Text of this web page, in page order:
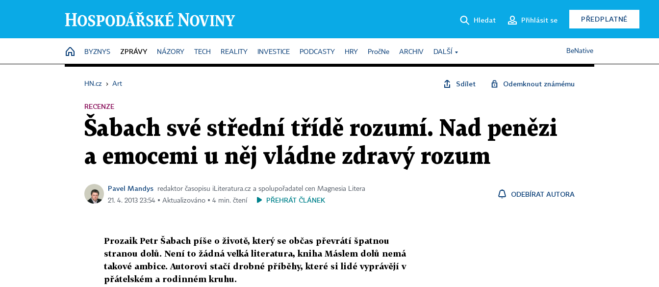
Hledat Přihlásit se PŘEDPLATNÉ
HOME
BYZNYS ZPRÁVY NÁZORY TECH REALITY INVESTICE PODCASTY HRY PročNe ARCHIV DALŠÍ BeNative
HN.cz › Art Sdílet Odemknout známému
RECENZE
Šabach své střední třídě rozumí. Nad penězi
a emocemi u něj vládne zdravý rozum
Pavel Mandys
redaktor časopisu iLiteratura.cz a spolupořadatel cen Magnesia Litera
21. 4. 2013 23:54 ▪ Aktualizováno ▪ 4 min. čtení
PŘEHRÁT ČLÁNEK
ODEBÍRAT AUTORA
Prozaik Petr Šabach píše o životě, který se občas převrátí špatnou
stranou dolů. Není to žádná velká literatura, kniha Máslem dolů nemá
takové ambice. Autorovi stačí drobné příběhy, které si lidé vyprávějí v
přátelském a rodinném kruhu.